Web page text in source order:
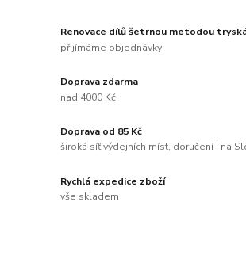
Renovace dílů šetrnou metodou
přijímáme objednávky
Doprava zdarma
nad 4000 Kč
Doprava od 85 Kč
široká síť výdejních míst, doručení i na
Rychlá expedice zboží
vše skladem